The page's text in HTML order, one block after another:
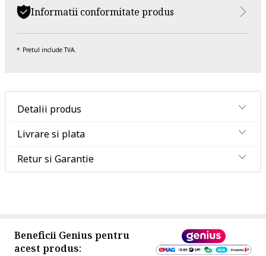
Informatii conformitate produs
Pretul include TVA.
Detalii produs
Livrare si plata
Retur si Garantie
Beneficii Genius pentru
acest produs: